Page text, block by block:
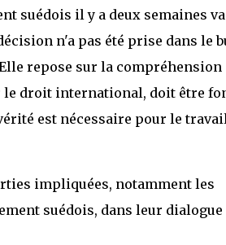
suédois il y a deux semaines va
n'a pas été prise dans le
repose sur la compréhension
droit international, doit être
est nécessaire pour le
impliquées, notamment les
suédois, dans leur dialogue